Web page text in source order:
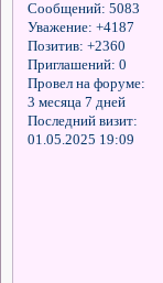
Сообщений: 5083
Уважение: +4187
Позитив: +2360
Приглашений: 0
Провел на форуме:
3 месяца 7 дней
Последний визит:
01.05.2025 19:09